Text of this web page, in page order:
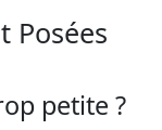
Posées
petite ?